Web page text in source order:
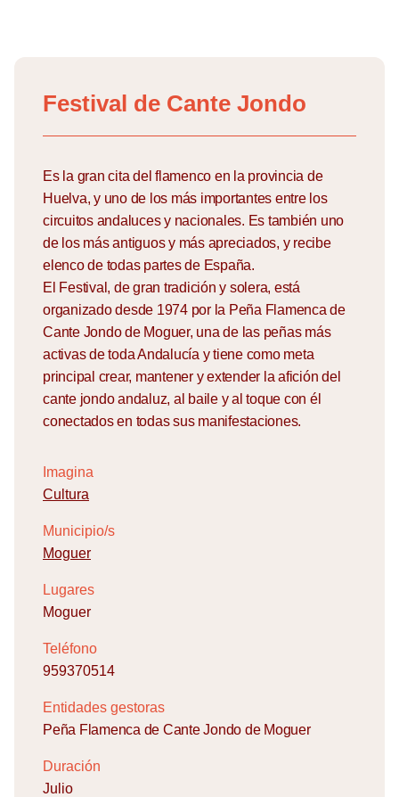
contentFestival de Cante Jondo
Es la gran cita del flamenco en la provincia de
Huelva, y uno de los más importantes entre los
circuitos andaluces y nacionales. Es también uno
de los más antiguos y más apreciados, y recibe
elenco de todas partes de España.
El Festival, de gran tradición y solera, está
organizado desde 1974 por la Peña Flamenca de
Cante Jondo de Moguer, una de las peñas más
activas de toda Andalucía y tiene como meta
principal crear, mantener y extender la afición del
cante jondo andaluz, al baile y al toque con él
conectados en todas sus manifestaciones.
Imagina
Cultura
Municipio/s
Moguer
Lugares
Moguer
Teléfono
959370514
Entidades gestoras
Peña Flamenca de Cante Jondo de Moguer
Duración
Julio